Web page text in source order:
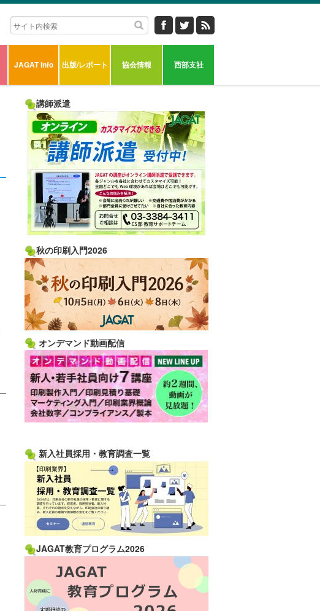
JAGAT info 出版/レポート 協会情報 西部支社
講師派遣
秋の印刷入門2026
オンデマンド動画配信
新入社員採用・教育調査一覧
JAGAT教育プログラム2026